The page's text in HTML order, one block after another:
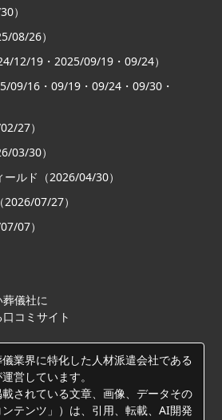
）
08/26）
12/19・2025/09/19・09/24）
09/16・09/19・09/24・09/30・
27）
03/30）
ルド（2026/04/30）
07/27）
07）
儀社に
コミサイト
儀業界に特化した人材派遣会社である
営しています。
載されている文章、画像、データその
テンツ」）は、引用、転載、AI開発